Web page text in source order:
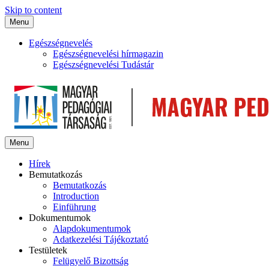
Skip to content
Menu
Egészségnevelés
Egészségnevelési hírmagazin
Egészségnevelési Tudástár
Menu
Hírek
Bemutatkozás
Bemutatkozás
Introduction
Einführung
Dokumentumok
Alapdokumentumok
Adatkezelési Tájékoztató
Testületek
Felügyelő Bizottság